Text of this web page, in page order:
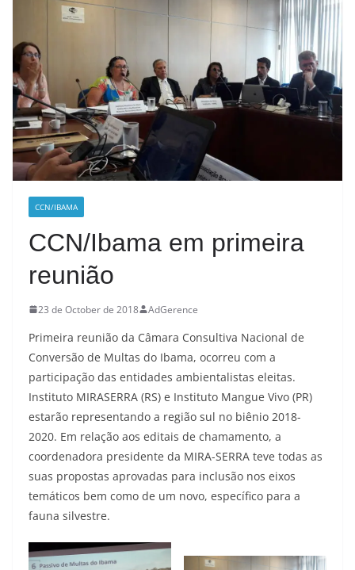
CCN/IBAMA
CCN/Ibama em primeira
reunião
23 de October de 2018 AdGerence
Primeira reunião da Câmara Consultiva Nacional de
Conversão de Multas do Ibama, ocorreu com a
participação das entidades ambientalistas eleitas.
Instituto MIRASERRA (RS) e Instituto Mangue Vivo (PR)
estarão representando a região sul no biênio 2018-
2020. Em relação aos editais de chamamento, a
coordenadora presidente da MIRA-SERRA teve todas as
suas propostas aprovadas para inclusão nos eixos
temáticos bem como de um novo, específico para a
fauna silvestre.